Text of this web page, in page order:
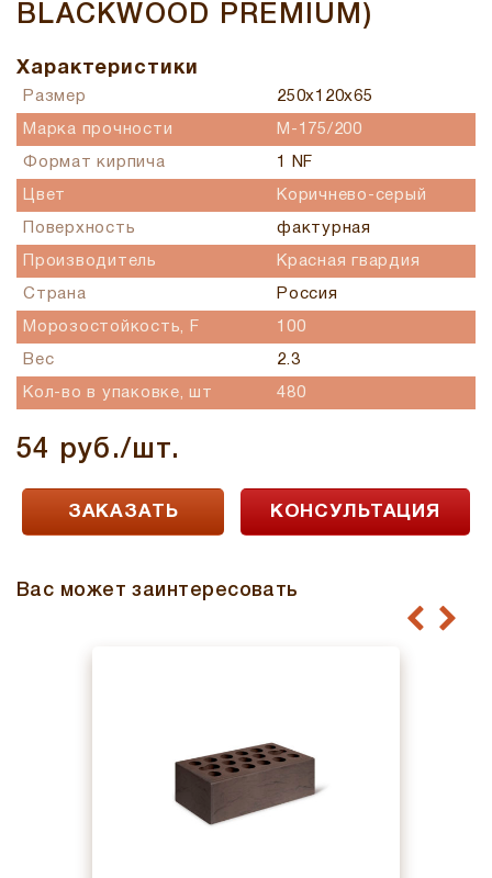
BLACKWOOD PREMIUM)
Характеристики
Размер 250x120x65
Марка прочности M-175/200
Формат кирпича 1 NF
Цвет Коричнево-серый
Поверхность фактурная
Производитель Красная гвардия
Страна Россия
Морозостойкость, F 100
Вес 2.3
Кол-во в упаковке, шт 480
54 руб./шт.
ЗАКАЗАТЬ КОНСУЛЬТАЦИЯ
Вас может заинтересовать